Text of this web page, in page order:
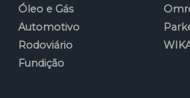
Óleo e Gás
Automotivo
Rodoviário
Fundição